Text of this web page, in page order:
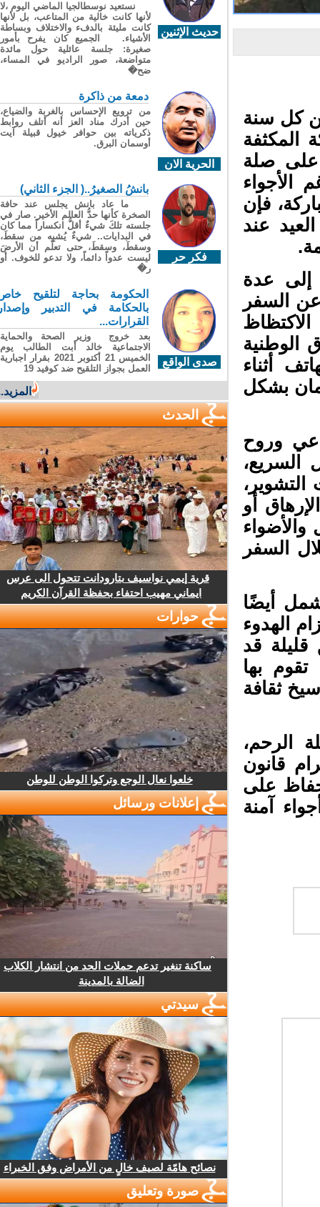
كل سنة
صلة
فإن
عند
عدة
السفر
أثناء
بشكل
وروح
أو
السفر
أيضًا
الهدوء
قد
بها
ثقافة
الرحم،
قانون
على
آمنة
حديث الإثنين
نستعيد نوسطالجيا الماضي اليوم ،لا
لأنها كانت خالية من المتاعب، بل لأنها
كانت مليئة بالدفء والاختلاف وبساطة
الأشياء. الجميع كان يفرح بأمور
صغيرة: جلسة عائلية حول مائدة
متواضعة، صور الراديو في المساء،
ضح�
الحرية الان
دمعة من ذاكرة
من ترويع الإحساس بالغربة والضياع،
حين أدرك مناد العز أنه أتلف روابط
ذكرياته بين حوافر خيول قبيلة آيت
أوسمان البرق.
فكر حر
بانشُ الصغيرُ..( الجزء الثاني)
ما عاد بانش يجلس عند حافة
الصخرة كأنها حدُّ العالم الأخير. صار في
جلسته تلكَ شيءٌ أقلُّ انكساراً مما كان
في البدايات.. شيءٌ يُشبِه من سقطَ،
وسقطَ، وسقطَ، حتى تعلّم أن الأرضَ
ليست عدواً دائماً، ولا تدعو للخوف. أو
ر�
صدى الواقع
الحكومة بحاجة لتلقيح خاص
بالحكامة في التدبير وإصدار
القرارات...
بعد خروج وزير الصحة والحماية
الاجتماعية خالد أبت الطالب يوم
الخميس 21 أكتوبر 2021 بقرار اجبارية
العمل بجواز التلقيح ضد كوفيد 19
المزيد...
الحدث
قرية إيمي نواسيف بتارودانت تتحول الى عرس
ايماني مهيب احتفاء بحفظة القرآن الكريم
حوارات
خلعوا نعال الوجع وتركوا الوطن للوطن
إعلانات ورسائل
ساكنة تنغير تدعم حملات الحد من انتشار الكلاب
الضالة بالمدينة
سيدتي
نصائح هامّة لصيف خالٍ من الأمراض وفق الخبراء
صورة وتعليق